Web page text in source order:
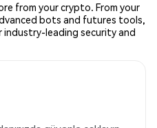
from your crypto. From your
bots and futures tools,
industry-leading security and